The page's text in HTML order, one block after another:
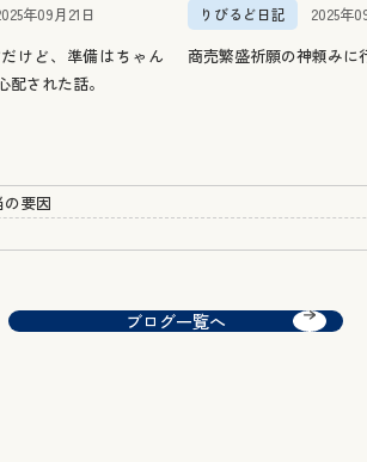
年09月21日
けど、準備はちゃん
配された話。
りびるど日記 2025年
商売繁盛祈願の神頼みに
要因
ブログ一覧へ